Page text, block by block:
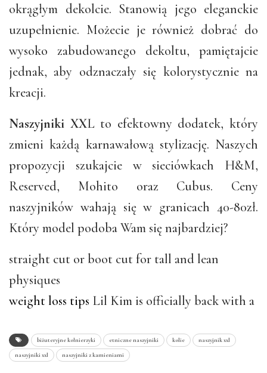
okrągłym dekolcie. Stanowią jego eleganckie
uzupełnienie. Możecie je również dobrać do
wysoko zabudowanego dekoltu, pamiętajcie
jednak, aby odznaczały się kolorystycznie na
kreacji.
Naszyjniki XXL to efektowny dodatek, który
zmieni każdą karnawałową stylizację. Naszych
propozycji szukajcie w sieciówkach H&M,
Reserved, Mohito oraz Cubus. Ceny
naszyjników wahają się w granicach 40-80zł.
Który model podoba Wam się najbardziej?
straight cut or boot cut for tall and lean
physiques
weight loss tips Lil Kim is officially back with a
biżuteryjne kołnierzyki etniczne naszyjniki kolie naszyjnik xxl
naszyjniki xxl naszyjniki z kamieniami